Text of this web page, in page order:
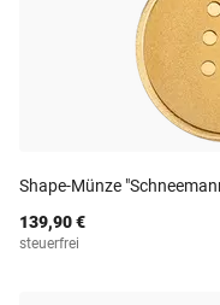
Shape-Münze
139,90 €
steuerfrei